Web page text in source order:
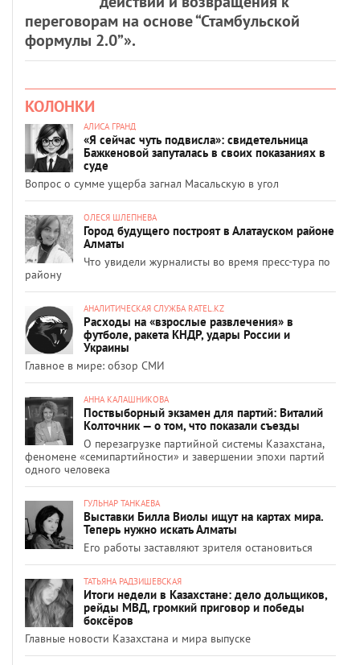
переговорам на основе “Стамбульской
формулы 2.0”».
КОЛОНКИ
АЛИСА ГРАНД
«Я сейчас чуть подвисла»: свидетельница
Бажкеновой запуталась в своих показаниях в
суде
Вопрос о сумме ущерба загнал Масальскую в угол
ОЛЕСЯ ШЛЕПНЕВА
Город будущего построят в Алатауском районе
Алматы
Что увидели журналисты во время пресс-тура по
району
АНАЛИТИЧЕСКАЯ СЛУЖБА RATEL.KZ
Расходы на «взрослые развлечения» в
футболе, ракета КНДР, удары России и
Украины
Главное в мире: обзор СМИ
АННА КАЛАШНИКОВА
Поствыборный экзамен для партий: Виталий
Колточник — о том, что показали съезды
О перезагрузке партийной системы Казахстана,
феномене «семипартийности» и завершении эпохи партий
одного человека
ГУЛЬНАР ТАНКАЕВА
Выставки Билла Виолы ищут на картах мира.
Теперь нужно искать Алматы
Его работы заставляют зрителя остановиться
ТАТЬЯНА РАДЗИШЕВСКАЯ
Итоги недели в Казахстане: дело дольщиков,
рейды МВД, громкий приговор и победы
боксёров
Главные новости Казахстана и мира выпуске